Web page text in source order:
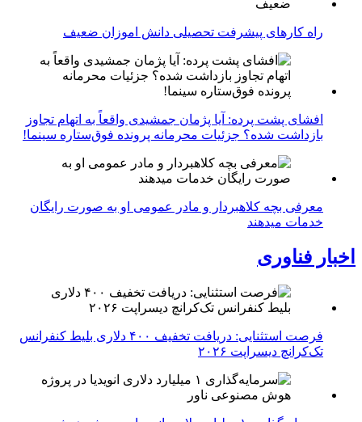
راه کارهای پیشرفت تحصیلی دانش اموزان ضعیف
افشای پشت پرده: آیا پژمان جمشیدی واقعاً به اتهام تجاوز
بازداشت شده؟ جزئیات محرمانه پرونده فوق‌ستاره سینما!
معرفی بچه کلاهبردار و مادر عمومی او به صورت رایگان
خدمات میدهند
اخبار فناوری
فرصت استثنایی: دریافت تخفیف ۴۰۰ دلاری بلیط کنفرانس
تک‌کرانچ دیسراپت ۲۰۲۶